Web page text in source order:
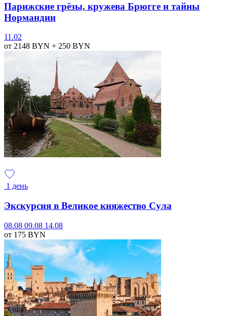
Парижские грёзы, кружева Брюгге и тайны
Нормандии
11.02
от 2148 BYN + 250 BYN
1 день
Экскурсия в Великое княжество Сула
08.08 09.08 14.08
от 175 BYN